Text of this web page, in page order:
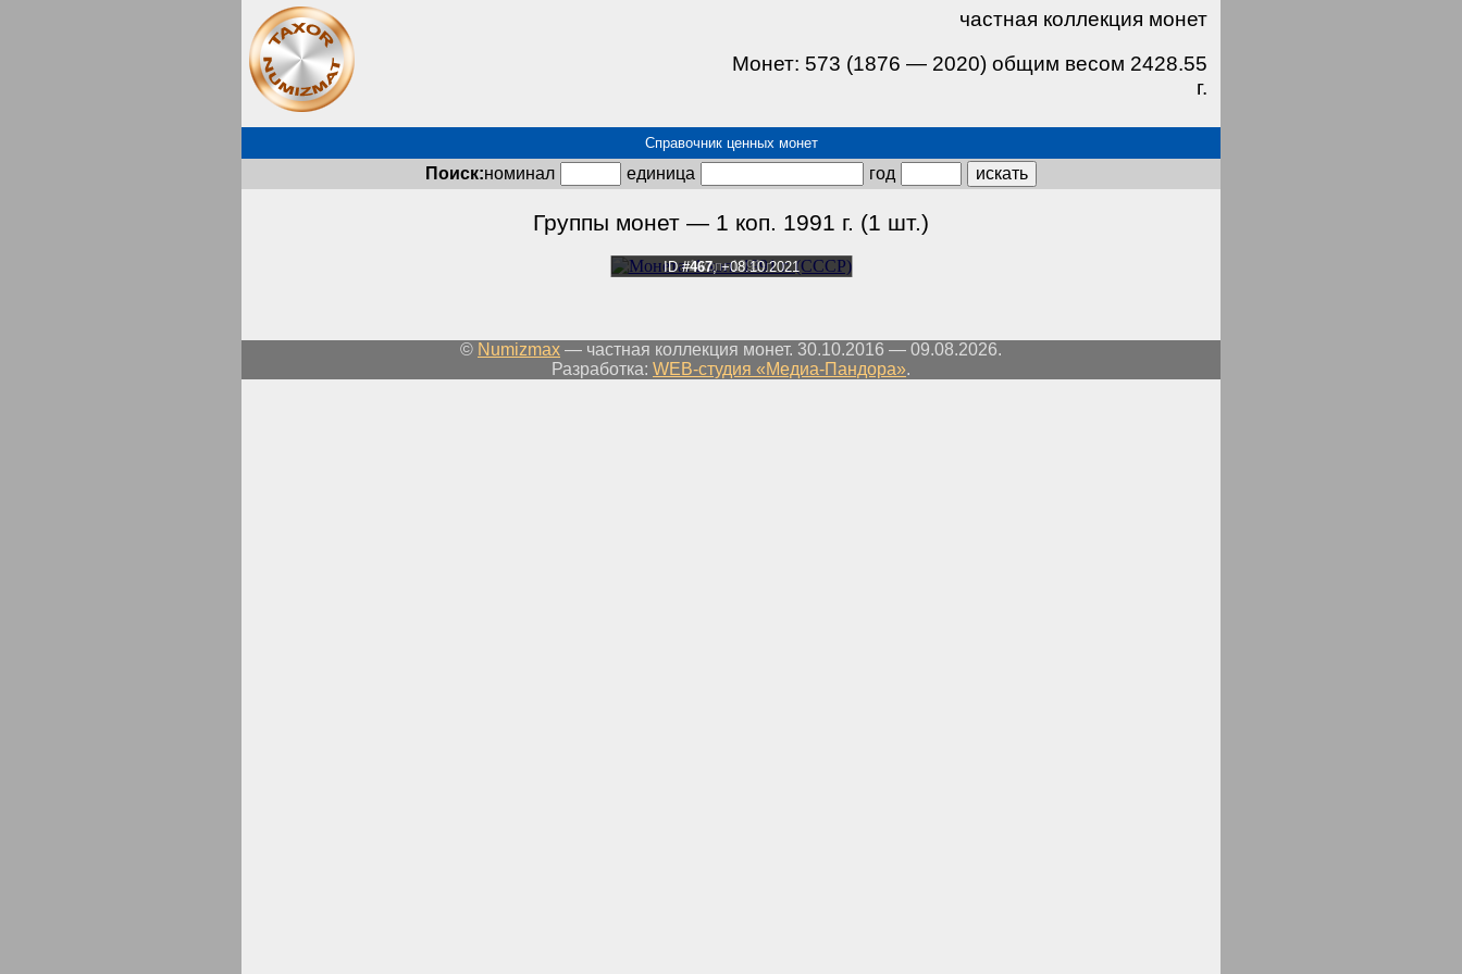
частная коллекция монет
Монет: 573 (1876 — 2020) общим весом 2428.55
г.
Справочник ценных монет
Поиск:номинал единица год искать
Группы монет — 1 коп. 1991 г. (1 шт.)
1 коп. 1991 г.
ID#467, +08.10.2021
© Numizmax — частная коллекция монет. 30.10.2016 — 09.08.2026.
Разработка: WEB-студия «Медиа-Пандора».